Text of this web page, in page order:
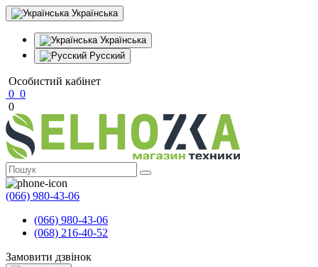
Українська
Українська
Русский
Особистий кабінет
0 0
0
(066) 980-43-06
(066) 980-43-06
(068) 216-40-52
Замовити дзвінок